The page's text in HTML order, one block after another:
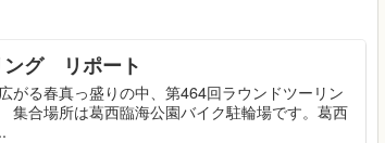
ング リポート
がる春真っ盛りの中、第464回ラウンドツーリン
集合場所は葛西臨海公園バイク駐輪場です。葛西